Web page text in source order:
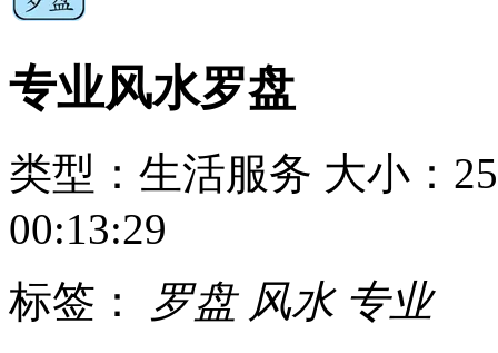
专业风水罗盘
类型：生活服务 大小：
00:13:29
标签： 罗盘 风水 专业